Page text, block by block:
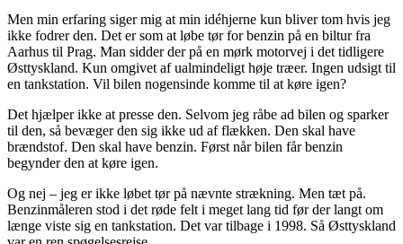
Men min erfaring siger mig at min idéhjerne kun bliver tom hvis jeg
ikke fodrer den. Det er som at løbe tør for benzin på en biltur fra
Aarhus til Prag. Man sidder der på en mørk motorvej i det tidligere
Østtyskland. Kun omgivet af ualmindeligt høje træer. Ingen udsigt til
en tankstation. Vil bilen nogensinde komme til at køre igen?
Det hjælper ikke at presse den. Selvom jeg råbe ad bilen og sparker
til den, så bevæger den sig ikke ud af flækken. Den skal have
brændstof. Den skal have benzin. Først når bilen får benzin
begynder den at køre igen.
Og nej – jeg er ikke løbet tør på nævnte strækning. Men tæt på.
Benzinmåleren stod i det røde felt i meget lang tid før der langt om
længe viste sig en tankstation. Det var tilbage i 1998. Så Østtyskland